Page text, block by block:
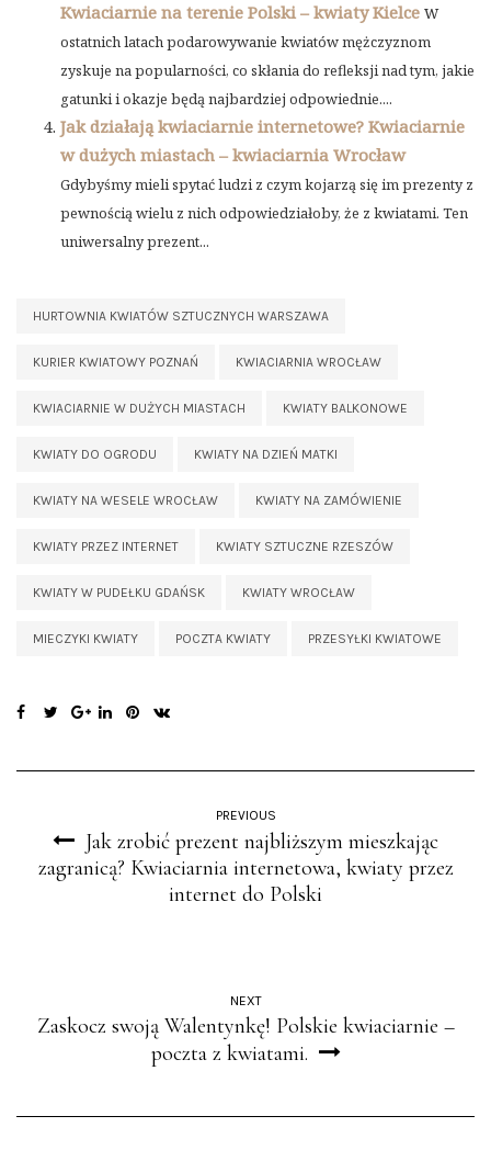
Kwiaciarnie na terenie Polski – kwiaty Kielce W
ostatnich latach podarowywanie kwiatów mężczyznom
zyskuje na popularności, co skłania do refleksji nad tym, jakie
gatunki i okazje będą najbardziej odpowiednie....
Jak działają kwiaciarnie internetowe? Kwiaciarnie
w dużych miastach – kwiaciarnia Wrocław
Gdybyśmy mieli spytać ludzi z czym kojarzą się im prezenty z
pewnością wielu z nich odpowiedziałoby, że z kwiatami. Ten
uniwersalny prezent...
HURTOWNIA KWIATÓW SZTUCZNYCH WARSZAWA
KURIER KWIATOWY POZNAŃ KWIACIARNIA WROCŁAW
KWIACIARNIE W DUŻYCH MIASTACH KWIATY BALKONOWE
KWIATY DO OGRODU KWIATY NA DZIEŃ MATKI
KWIATY NA WESELE WROCŁAW KWIATY NA ZAMÓWIENIE
KWIATY PRZEZ INTERNET KWIATY SZTUCZNE RZESZÓW
KWIATY W PUDEŁKU GDAŃSK KWIATY WROCŁAW
MIECZYKI KWIATY POCZTA KWIATY PRZESYŁKI KWIATOWE
PREVIOUS
Jak zrobić prezent najbliższym mieszkając
zagranicą? Kwiaciarnia internetowa, kwiaty przez
internet do Polski
NEXT
Zaskocz swoją Walentynkę! Polskie kwiaciarnie –
poczta z kwiatami.